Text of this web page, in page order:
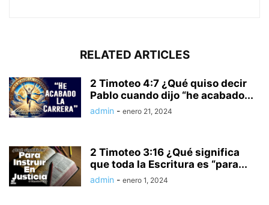
RELATED ARTICLES
2 Timoteo 4:7 ¿Qué quiso decir
Pablo cuando dijo “he acabado...
admin - enero 21, 2024
2 Timoteo 3:16 ¿Qué significa
que toda la Escritura es “para...
admin - enero 1, 2024